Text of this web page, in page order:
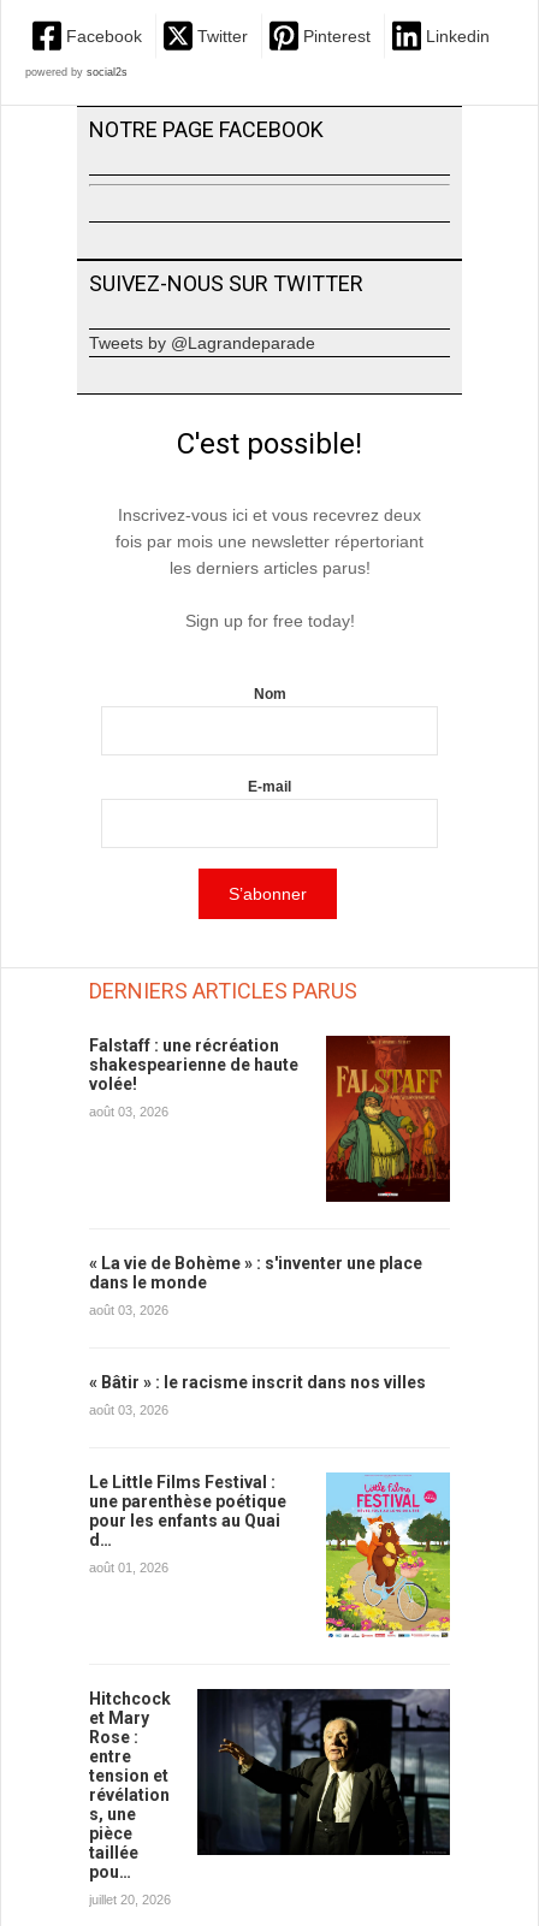
Facebook Twitter Pinterest Linkedin
powered by social2s
NOTRE PAGE FACEBOOK
SUIVEZ-NOUS SUR TWITTER
Tweets by @Lagrandeparade
C'est possible!
Inscrivez-vous ici et vous recevrez deux
fois par mois une newsletter répertoriant
les derniers articles parus!
Sign up for free today!
Nom
E-mail
DERNIERS ARTICLES PARUS
Falstaff : une récréation
shakespearienne de haute
volée!
août 03, 2026
« La vie de Bohème » : s'inventer une place
dans le monde
août 03, 2026
« Bâtir » : le racisme inscrit dans nos villes
août 03, 2026
Le Little Films Festival :
une parenthèse poétique
pour les enfants au Quai
d…
août 01, 2026
Hitchcock
et Mary
Rose :
entre
tension et
révélation
s, une
pièce
taillée
pou…
juillet 20, 2026